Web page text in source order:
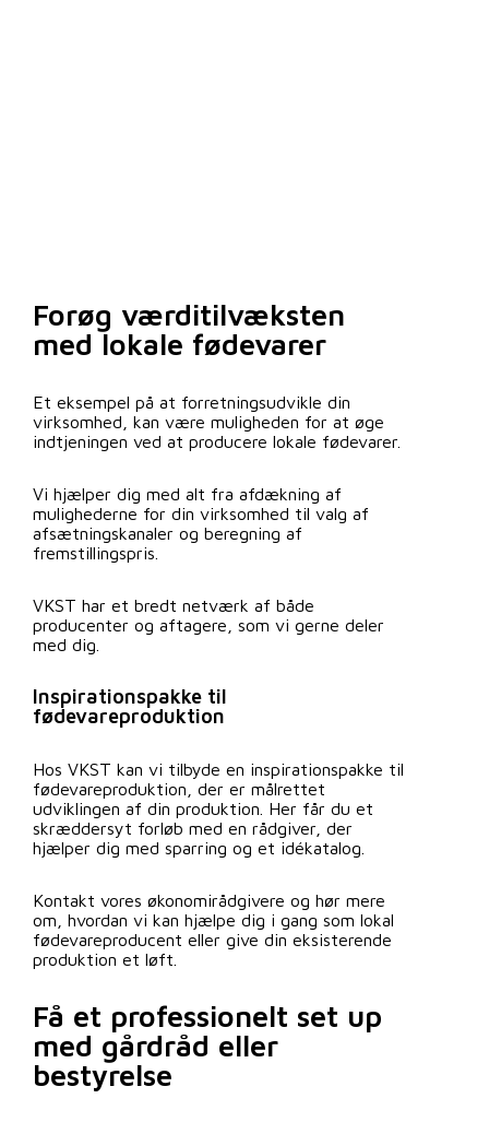
Forøg værditilvæksten
med lokale fødevarer
Et eksempel på at forretningsudvikle din
virksomhed, kan være muligheden for at øge
indtjeningen ved at producere lokale fødevarer.
Vi hjælper dig med alt fra afdækning af
mulighederne for din virksomhed til valg af
afsætningskanaler og beregning af
fremstillingspris.
VKST har et bredt netværk af både
producenter og aftagere, som vi gerne deler
med dig.
Inspirationspakke til
fødevareproduktion
Hos VKST kan vi tilbyde en inspirationspakke til
fødevareproduktion, der er målrettet
udviklingen af din produktion. Her får du et
skræddersyt forløb med en rådgiver, der
hjælper dig med sparring og et idékatalog.
Kontakt vores økonomirådgivere og hør mere
om, hvordan vi kan hjælpe dig i gang som lokal
fødevareproducent eller give din eksisterende
produktion et løft.
Få et professionelt set up
med gårdråd eller
bestyrelse